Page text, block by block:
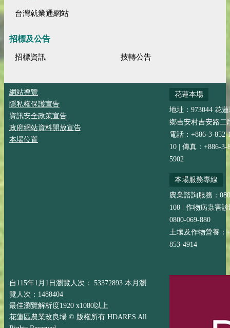
台灣就業通網站
招標及公告
招標資訊 技轉公告
網站導覽
隱私權保護宣告
資訊安全政策宣告
政府網站資料開放宣告
本場位置
花蓮本場
地址：973044 花
鄉吉安村吉安路二
電話：+886-3-852-
10 | 傳真：+886-3-
5902
本場服務專線
農業諮詢服務：
108 | 作物病蟲害
0800-069-880
土壤及作物營養：
853-4914
自115年1月1日瀏覽人次： 53372893 本月瀏
覽人次：1488404
最佳瀏覽解析度1920 x1080以上
花蓮區農業改良場 © 版權所有 HDARES All